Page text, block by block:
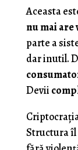
Aceasta
nu mai
parte a
dar inutil.
Devii
Structura îl